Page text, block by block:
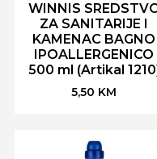
WINNIS
ZA SANITARIJE I
KAMENAC BAGNO
IPOALLERGENICO
500 ml (Artikal
5,50 KM